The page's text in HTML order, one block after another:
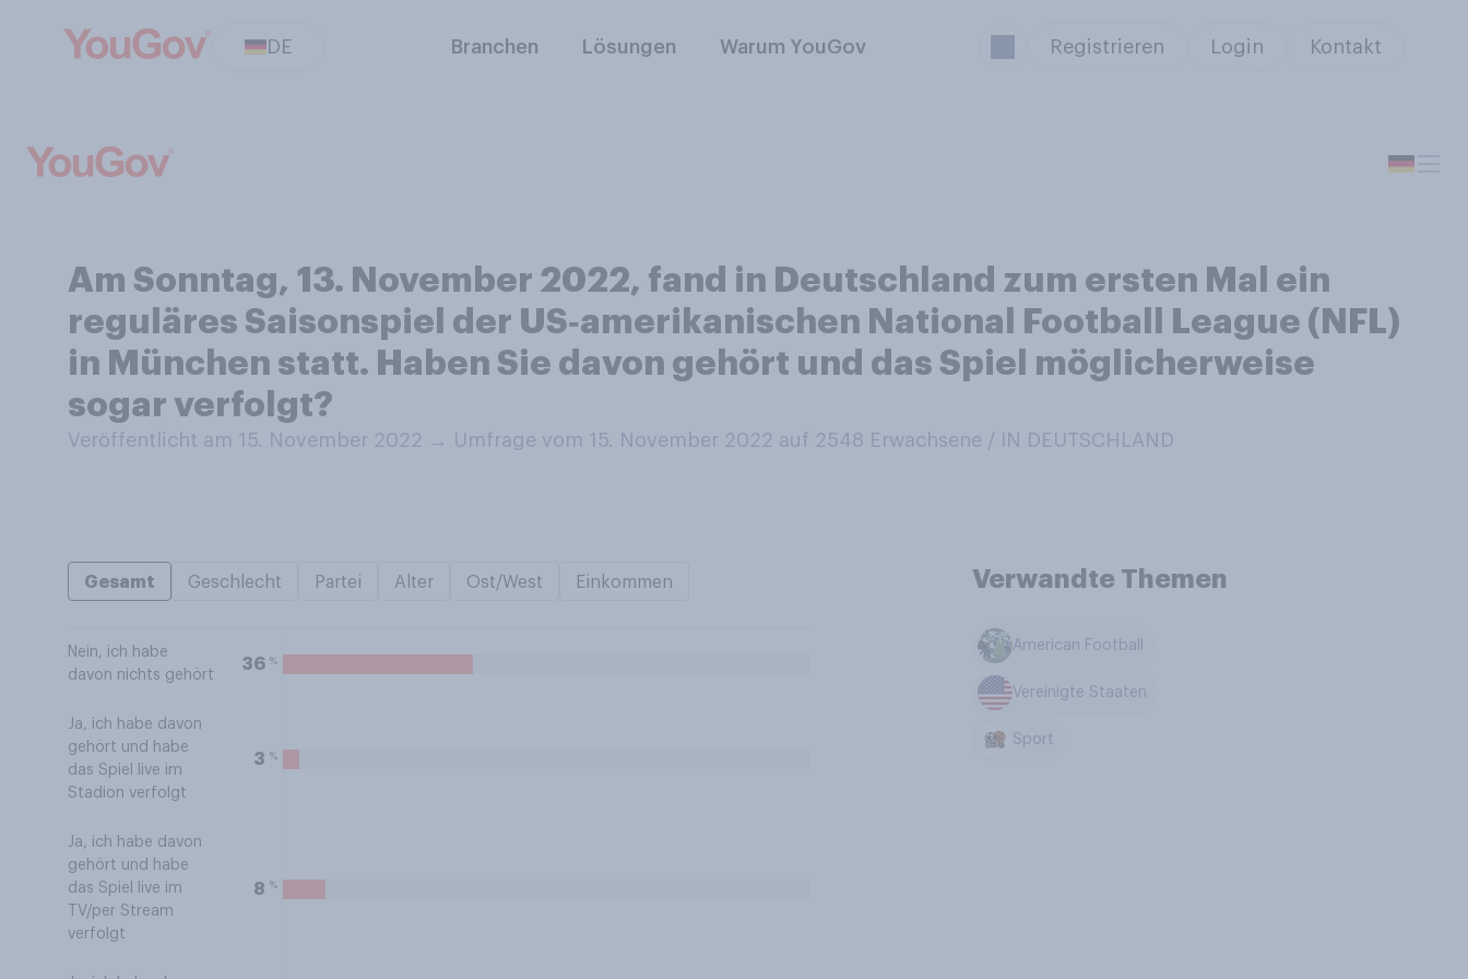
DE Branchen Lösungen Warum YouGov Registrieren Login Kontakt
Am Sonntag, 13. November 2022, fand in Deutschland zum ersten Mal ein
reguläres Saisonspiel der US‑amerikanischen National Football League (NFL)
in München statt. Haben Sie davon gehört und das Spiel möglicherweise
sogar verfolgt?
Veröffentlicht am 15. November 2022 → Umfrage vom 15. November 2022 auf 2548 Erwachsene / IN DEUTSCHLAND
Gesamt Geschlecht Partei Alter Ost/West Einkommen
Nein, ich habe
davon nichts gehört
36 %
Ja, ich habe davon
gehört und habe
das Spiel live im
Stadion verfolgt
3 %
Ja, ich habe davon
gehört und habe
das Spiel live im
TV/per Stream
verfolgt
8 %
Verwandte Themen
American Football
Vereinigte Staaten
Sport